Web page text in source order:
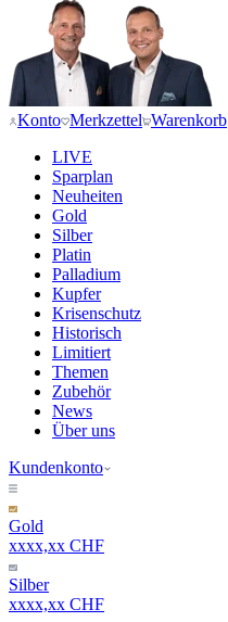
Konto Merkzettel Warenkorb
LIVE
Sparplan
Neuheiten
Gold
Silber
Platin
Palladium
Kupfer
Krisenschutz
Historisch
Limitiert
Themen
Zubehör
News
Über uns
Kundenkonto
Gold
xxxx,xx CHF
Silber
xxxx,xx CHF